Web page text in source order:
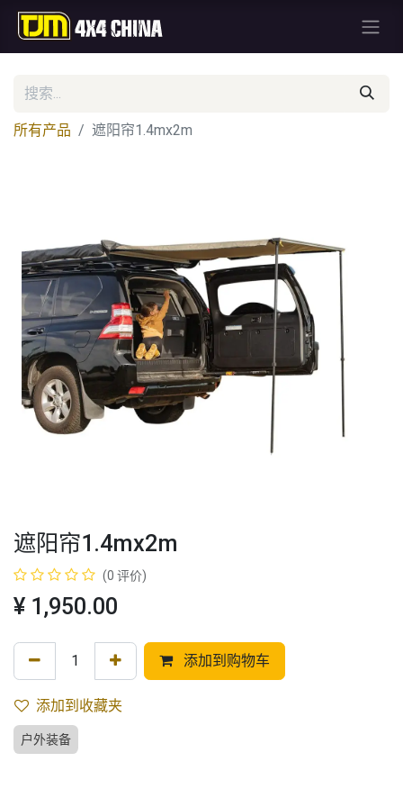
所有产品 遮阳帘1.4mx2m
遮阳帘1.4mx2m
(0 评价)
¥ 1,950.00
添加到购物车
添加到收藏夹
户外装备